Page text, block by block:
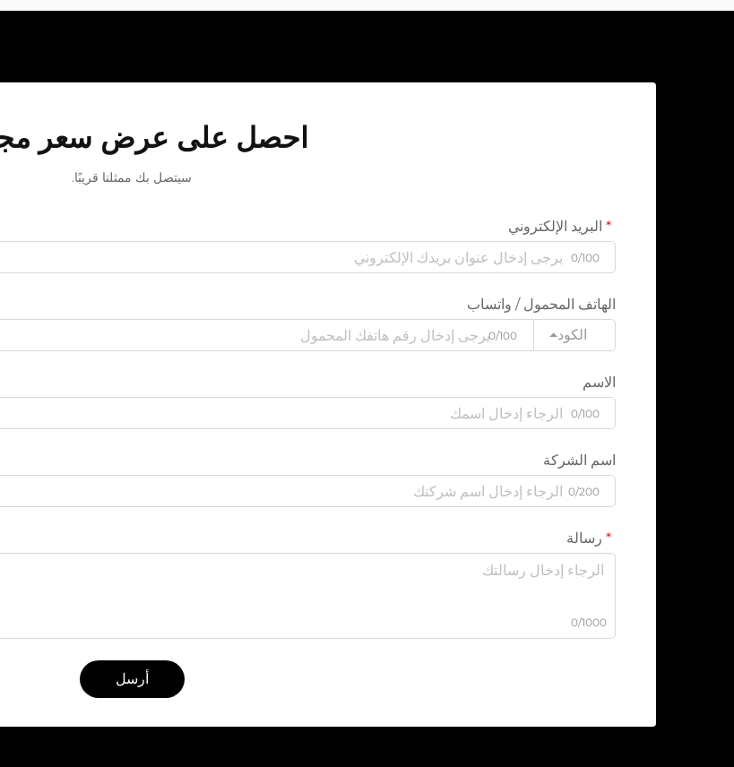
احصل على عرض سعر
سيتصل بك ممثلنا قريبًا.
البريد الإلكتروني
0/100
الهاتف المحمول / واتساب
الكود
0/100
الاسم
0/100
اسم الشركة
0/200
رسالة
0/1000
أرسل